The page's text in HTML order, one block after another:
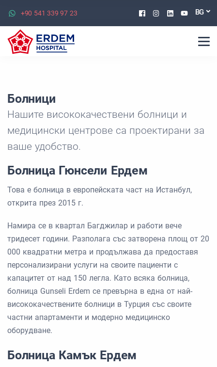
+90 541 339 97 23 Facebook
Instagram
Linkedin
BG
Болници
Нашите висококачествени болници и
медицински центрове са проектирани за
ваше удобство.
Болница Гюнсели Ердем
Това е болница в европейската част на Истанбул,
открита през 2015 г.
Намира се в квартал Багджилар и работи вече
тридесет години. Разполага със затворена площ от 20
000 квадратни метра и продължава да предоставя
персонализирани услуги на своите пациенти с
капацитет от над 150 легла. Като всяка болница,
болница Gunseli Erdem се превърна в една от най-
висококачествените болници в Турция със своите
частни апартаменти и модерно медицинско
оборудване.
Болница Камък Ердем